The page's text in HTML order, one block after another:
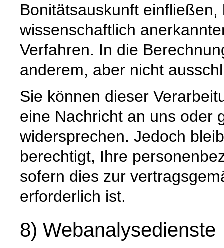
Bonitätsauskunft
wissenschaftlich
Verfahren. In die
anderem, aber nicht
Sie können dieser
eine Nachricht an uns oder
widersprechen. Jedoch
berechtigt, Ihre
sofern dies zur
erforderlich ist.
8) Webanalysedienste